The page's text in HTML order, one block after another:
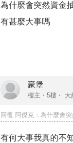
為什麼會突然資金
有甚麼大事嗎
豪堡
樓主 ・5樓・ 大
回覆 阿傑克 ：為什麼會
有何大事我真的不